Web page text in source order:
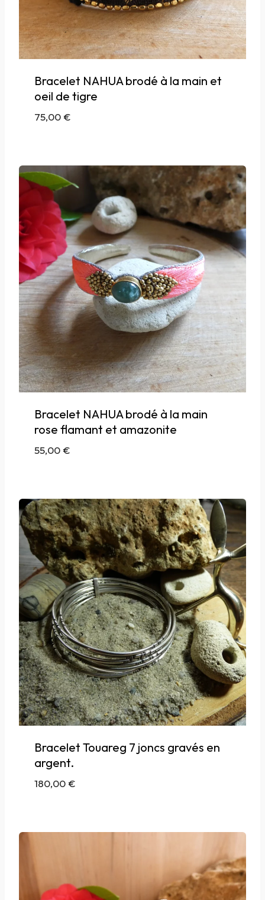
Bracelet NAHUA brodé à la main et
oeil de tigre
75,00€
Bracelet NAHUA brodé à la main
rose flamant et amazonite
55,00€
Bracelet Touareg 7 joncs gravés en
argent.
180,00€